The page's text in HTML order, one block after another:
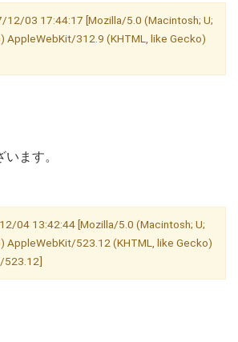
12/03 17:44:17 [Mozilla/5.0 (Macintosh; U;
AppleWebKit/312.9 (KHTML, like Gecko)
ます。
04 13:42:44 [Mozilla/5.0 (Macintosh; U;
AppleWebKit/523.12 (KHTML, like Gecko)
523.12]